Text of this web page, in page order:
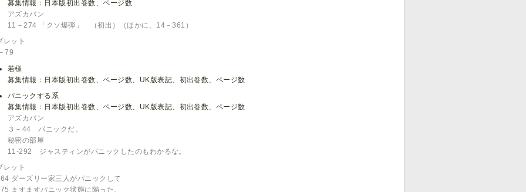
募集情報：日本版初出巻数、ページ数
アズカバン
11－274 「クソ爆弾」 （初出）（ほかに、14－361）
レット
79
若様
募集情報：日本版初出巻数、ページ数、UK版表記、初出巻数、ページ数
パニックする系
募集情報：日本版初出巻数、ページ数、UK版表記、初出巻数、ページ数
アズカバン
３－44 パニックだ。
秘密の部屋
11-292 ジャスティンがパニックしたのもわかるな。
レット
ダーズリー家三人がパニックして
ますますパニック状態に陥った。